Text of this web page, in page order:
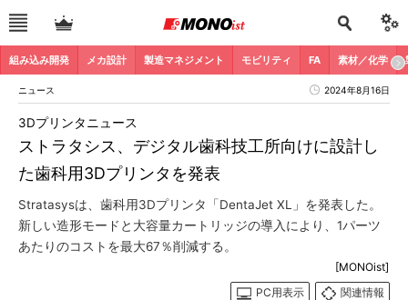
組み込み開発 メカ設計 製造マネジメント モビリティ FA 素材／化学
ニュース 2024年8月16日
ストラタシス、デジタル歯科技工所向けに設計し
た歯科用3Dプリンタを発表
3Dプリンタニュース
Stratasysは、歯科用3Dプリンタ「DentaJet XL」を発表した。
新しい造形モードと大容量カートリッジの導入により、1パーツ
あたりのコストを最大67％削減する。
[MONOist]
PC用表示
関連情報